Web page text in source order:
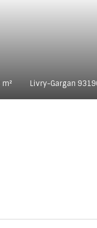
m² Livry-Gargan